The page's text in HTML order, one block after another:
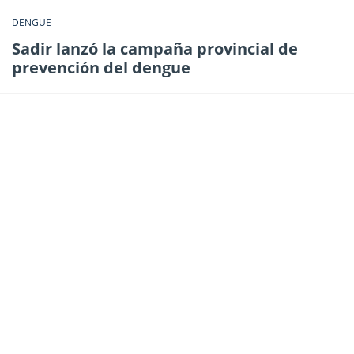
DENGUE
Sadir lanzó la campaña provincial de
prevención del dengue